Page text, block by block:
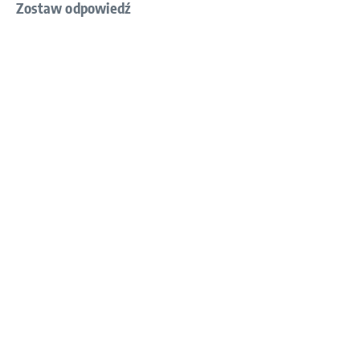
Zostaw odpowiedź